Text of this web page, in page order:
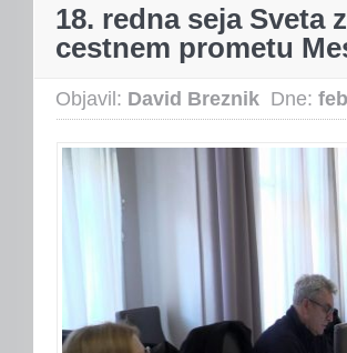
18. redna seja Sveta
cestnem prometu
Objavil: David Breznik Dne: